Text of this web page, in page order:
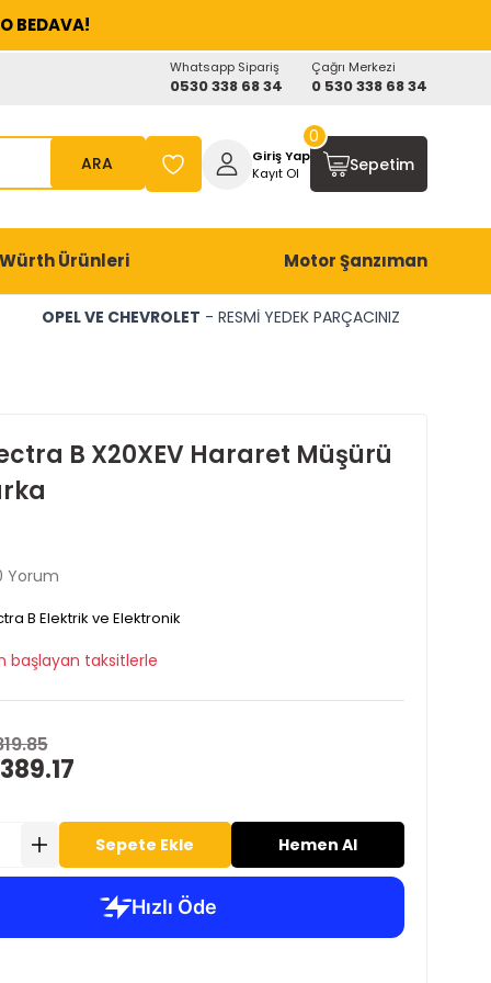
BEDAVA!
Whatsapp Sipariş
0530 338 68 34
Çağrı Merkezi
0 530 338 68 34
ARA
Giriş Yap
Kayıt Ol
Sepetim
0
Würth Ürünleri Motor Şanzıman
OPEL VE CHEVROLET - RESMİ YEDEK PARÇACINIZ
B X20XEV Hararet Müşürü
Yorum
B Elektrik ve Elektronik
başlayan taksitlerle
Sepete Ekle Hemen Al